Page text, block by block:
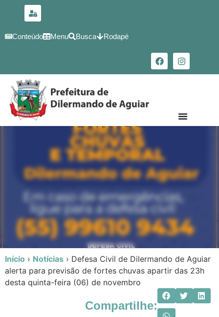
conteúdo
Conteúdo Menu Busca Rodapé
Início › Notícias › Defesa Civil de Dilermando de Aguiar
alerta para previsão de fortes chuvas apartir das 23h
desta quinta-feira (06) de novembro
Compartilhe: